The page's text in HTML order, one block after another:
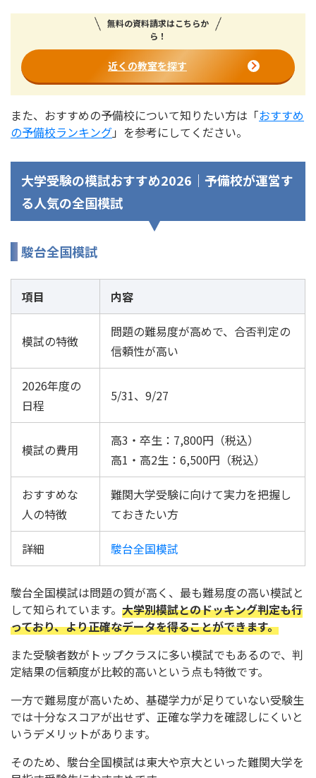
無料の資料請求はこちらか
ら！
近くの教室を探す
また、おすすめの予備校について知りたい方は「おすすめ
の予備校ランキング」を参考にしてください。
大学受験の模試おすすめ2026｜予備校が運営す
る人気の全国模試
駿台全国模試
項目 内容
模試の特徴
問題の難易度が高めで、合否判定の
信頼性が高い
2026年度の
日程
5/31、9/27
模試の費用
高3・卒生：7,800円（税込）
高1・高2生：6,500円（税込）
おすすめな
人の特徴
難関大学受験に向けて実力を把握し
ておきたい方
詳細 駿台全国模試
駿台全国模試は問題の質が高く、最も難易度の高い模試と
して知られています。 大学別模試とのドッキング判定も行
っており、より正確なデータを得ることができます。
また受験者数がトップクラスに多い模試でもあるので、判
定結果の信頼度が比較的高いという点も特徴です。
一方で難易度が高いため、基礎学力が足りていない受験生
では十分なスコアが出せず、正確な学力を確認しにくいと
いうデメリットがあります。
そのため、駿台全国模試は東大や京大といった難関大学を